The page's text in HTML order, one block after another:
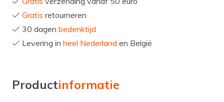
Gratis retourneren
30 dagen bedenktijd
Levering in heel Nederland en België
Productinformatie